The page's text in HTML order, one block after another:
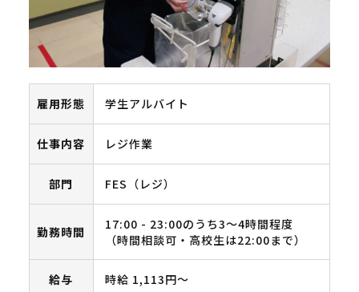
雇用形態 学生アルバイト
仕事内容 レジ作業
部門 FES（レジ）
勤務時間
17:00 - 23:00のうち3～4時間程度
（時間相談可・高校生は22:00まで）
給与 時給 1,113円〜